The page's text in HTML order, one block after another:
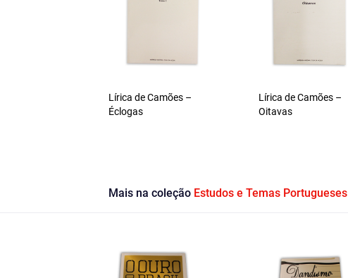
Lírica de Camões –
Éclogas
Lírica de Camões –
Oitavas
Mais na coleção Estudos e Temas Portugueses